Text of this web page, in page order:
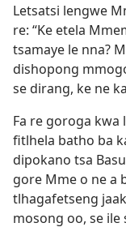
Letsatsi lengwe
re: “Ke etela
tsamaye le nna?
dishopong
se dirang, ke ne
Fa re goroga kwa
fitlhela batho ba
dipokano tsa
gore Mme o ne a
tlhagafetseng
mosong oo, se ile